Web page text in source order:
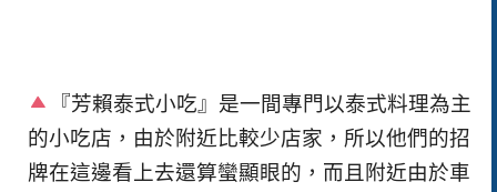
『芳賴泰式小吃』是一間專門以泰式料理為主
的小吃店，由於附近比較少店家，所以他們的招
牌在這邊看上去還算蠻顯眼的，而且附近由於車